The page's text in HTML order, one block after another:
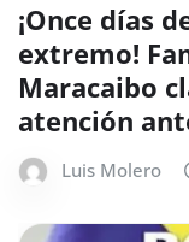
¡Once días
extremo!
Maracaibo
atención
Luis Molero